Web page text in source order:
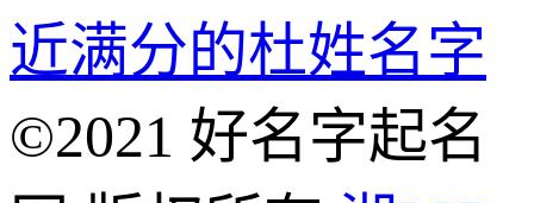
近满分的杜姓名字
©2021 好名字起名